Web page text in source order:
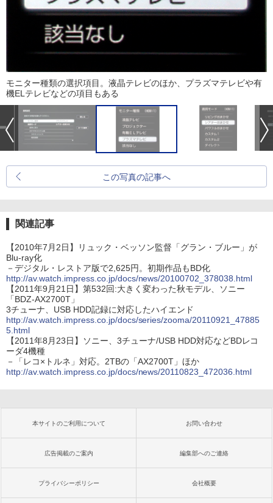
モニター種類の選択項目。液晶テレビのほか、プラズマテレビや有
機ELテレビなどの項目もある
この写真の記事へ
関連記事
【2010年7月2日】リュック・ベッソン監督「グラン・ブルー」が
Blu-ray化
－デジタル・レストア版で2,625円。初期作品もBD化
http://av.watch.impress.co.jp/docs/news/20100702_378038.html
【2011年9月21日】第532回:大きく変わった秋モデル、ソニー
「BDZ-AX2700T」
3チューナ、USB HDD記録に対応したハイエンド
http://av.watch.impress.co.jp/docs/series/zooma/20110921_47885
5.html
【2011年8月23日】ソニー、3チューナ/USB HDD対応などBDレコ
ーダ4機種
－「レコ×トルネ」対応。2TBの「AX2700T」ほか
http://av.watch.impress.co.jp/docs/news/20110823_472036.html
本サイトのご利用について お問い合わせ
広告掲載のご案内 編集部へのご連絡
プライバシーポリシー 会社概要